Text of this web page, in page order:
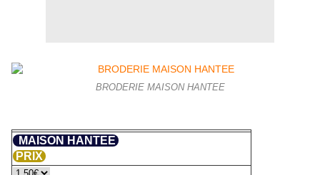
BRODERIE MAISON HANTEE
MAISON HANTEE
PRIX